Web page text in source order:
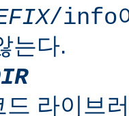
/info
는다.
드 라이브